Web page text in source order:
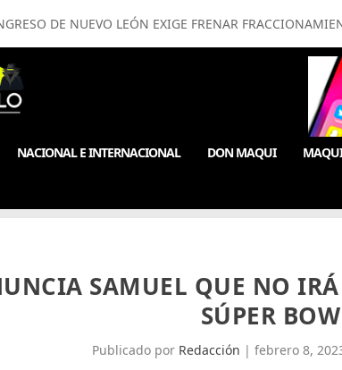
DE NUEVO LEÓN EXIGE FRENAR
NACIONAL E INTERNACIONAL DON MAQUI
SAMUEL QUE NO
SÚPER
Publicado por Redacción | febrero 8,